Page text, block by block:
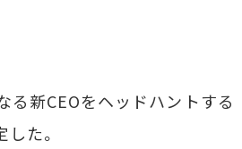
新CEOをヘッドハントする
た。